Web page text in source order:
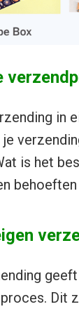
in
is het
Dit